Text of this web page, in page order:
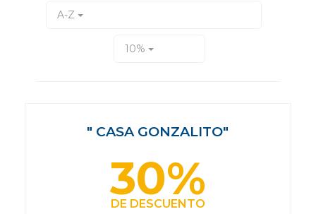
A-Z
10%
" CASA GONZALITO"
30%
DE DESCUENTO